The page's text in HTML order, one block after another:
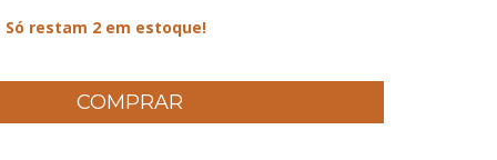
Só restam 2 em estoque!